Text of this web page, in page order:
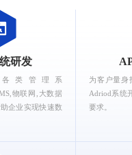
What can Ruizhi
研发
类管理系
物联网,大数据
企业实现快速数
为客户量身
Adriod系统
要求。